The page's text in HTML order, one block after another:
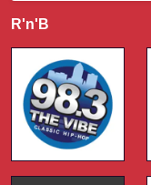
R'n'B